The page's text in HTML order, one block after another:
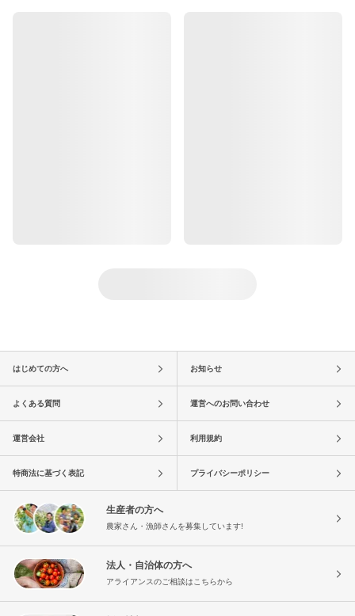
はじめての方へ お知らせ
よくある質問 運営へのお問い合わせ
運営会社 利用規約
特商法に基づく表記 プライバシーポリシー
生産者の方へ
農家さん・漁師さんを募集しています!
法人・自治体の方へ
アライアンスのご相談はこちらから